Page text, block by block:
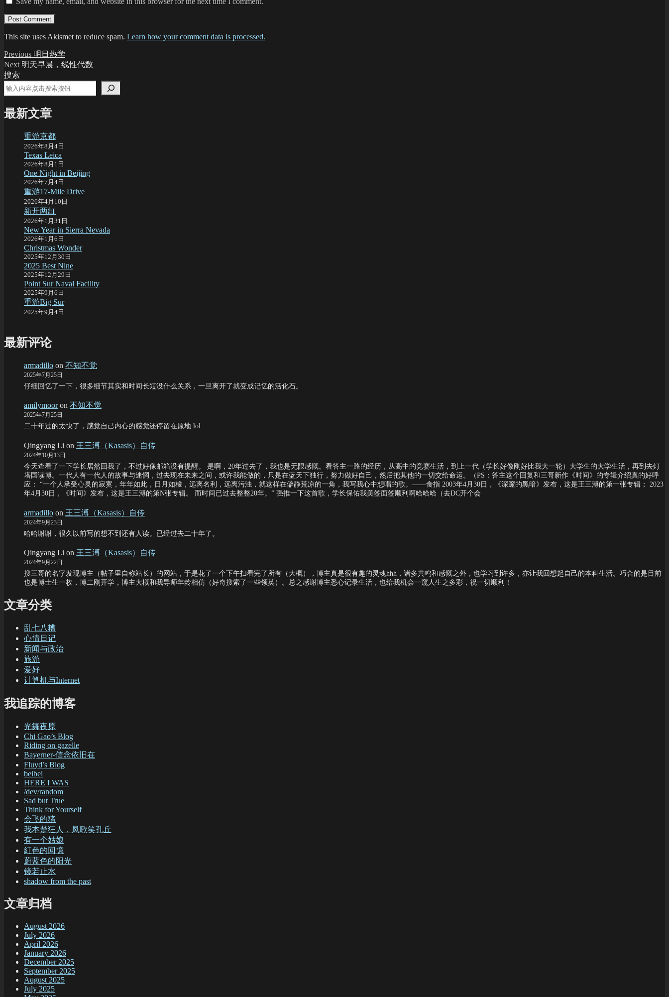
This site uses Akismet to reduce spam. Learn how your comment data is processed.
Post
navigation
Previous Previous
post:
明日热学
Next Next
明天早晨，线性代数
搜索
最新文章
重游京都
2026年8月4日
Texas Leica
2026年8月1日
One Night in Beijing
2026年7月4日
重游17-Mile Drive
2026年4月10日
新开两缸
2026年1月31日
New Year in Sierra Nevada
2026年1月6日
Christmas Wonder
2025年12月30日
2025 Best Nine
2025年12月29日
Point Sur Naval Facility
2025年9月6日
重游Big Sur
2025年9月4日
最新评论
armadillo on 不知不觉
2025年7月25日
仔细回忆了一下，很多细节其实和时间长短没什么关系，一旦离开了就变成记忆的活化石。
amilymooron 不知不觉
2025年7月25日
二十年过的太快了，感觉自己内心的感觉还停留在原地 lol
Qingyang Li on 王三溥（Kasasis）自传
2024年10月13日
今天查看了一下学长居然回我了，不过好像邮箱没有提醒。 是啊，20年过去了，我也是无限感慨。看答主一路的经历，从高中的竞赛生活，到上一代（学长好像刚好比我大一轮）大学生的大学生活，再到去灯
塔国读博。一代人有一代人的故事与迷惘，过去现在未来之间，或许我能做的，只是在蓝天下独行，努力做好自己，然后把其他的一切交给命运。（PS：答主这个回复和三哥新作《时间》的专辑介绍真的好呼
应： “一个人承受心灵的寂寞，年年如此，日月如梭，远离名利，远离污浊，就这样在僻静荒凉的一角，我写我心中想唱的歌。——食指 2003年4月30日，《深邃的黑暗》发布，这是王三溥的第一张专辑； 2023
年4月30日，《时间》发布，这是王三溥的第N张专辑。 而时间已过去整整20年。” 强推一下这首歌，学长保佑我美签面签顺利啊哈哈哈（去DC开个会
armadillo on 王三溥（Kasasis）自传
2024年9月23日
哈哈谢谢，很久以前写的想不到还有人读。已经过去二十年了。
Qingyang Li on 王三溥（Kasasis）自传
2024年9月22日
搜三哥的名字发现博主（帖子里自称站长）的网站，于是花了一个下午扫看完了所有（大概），博主真是很有趣的灵魂hhh，诸多共鸣和感慨之外，也学习到许多，亦让我回想起自己的本科生活。巧合的是目前
也是博士生一枚，博二刚开学，博主大概和我导师年龄相仿（好奇搜索了一些领英）。总之感谢博主悉心记录生活，也给我机会一窥人生之多彩，祝一切顺利！
文章分类
乱七八糟
心情日记
新闻与政治
旅游
爱好
计算机与Internet
我追踪的博客
光舞夜原
Chi Gao’s Blog
Riding on gazelle
Bayerner-信念依旧在
Fluyd’s Blog
beibei
HERE I WAS
/dev/random
Sad but True
Think for Yourself
会飞的猪
我本楚狂人，凤歌笑孔丘
有一个姑娘
紅色的回憶
蔚蓝色的阳光
镜若止水
shadow from the past
文章归档
August 2026
July 2026
April 2026
January 2026
December 2025
September 2025
August 2025
July 2025